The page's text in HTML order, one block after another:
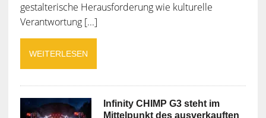
gestalterische Herausforderung wie kulturelle
Verantwortung [...]
WEITERLESEN
Infinity CHIMP G3 steht im
Mittelpunkt des ausverkauften